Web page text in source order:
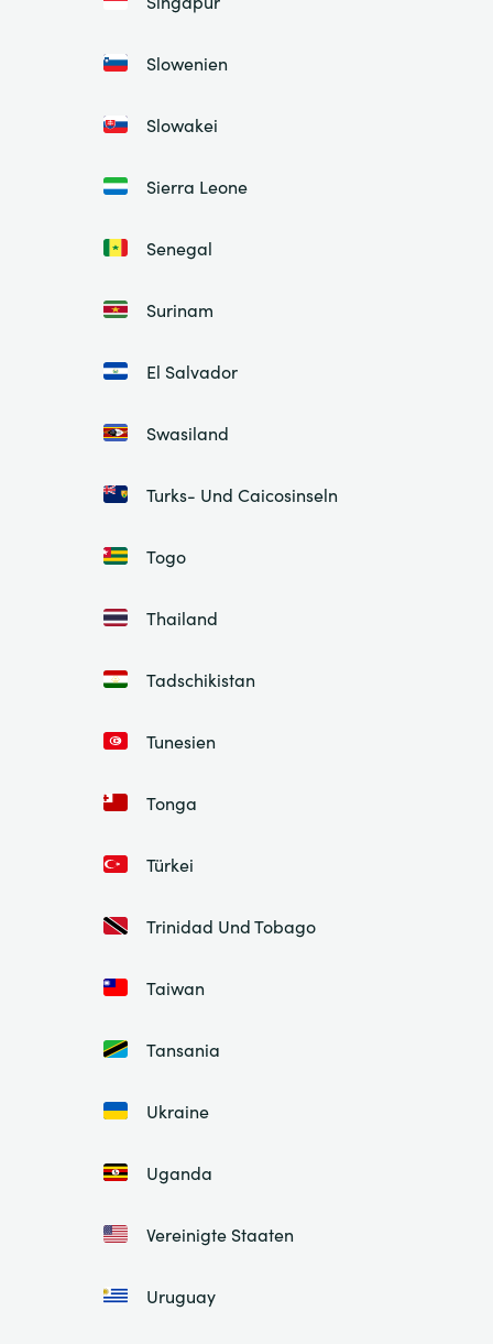
Slowenien
Slowakei
Sierra Leone
Senegal
Surinam
El Salvador
Swasiland
Turks- Und Caicosinseln
Togo
Thailand
Tadschikistan
Tunesien
Tonga
Türkei
Trinidad Und Tobago
Taiwan
Tansania
Ukraine
Uganda
Vereinigte Staaten
Uruguay